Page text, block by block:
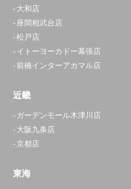
大和店
座間相武台店
松戸店
イトーヨーカドー幕張店
前橋インターアカマル店
近畿
ガーデンモール木津川店
大阪九条店
京都店
東海